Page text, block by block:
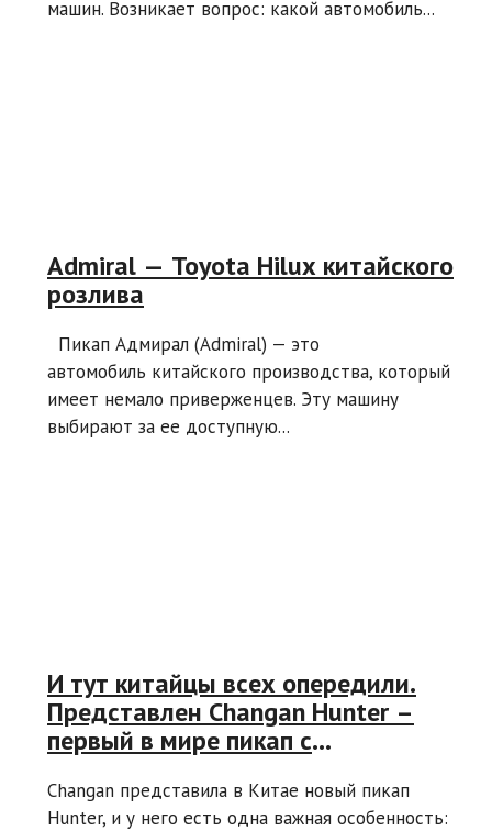
машин. Возникает вопрос: какой автомобиль...
Admiral — Toyota Hilux китайского
розлива
Пикап Адмирал (Admiral) — это
автомобиль китайского производства, который
имеет немало приверженцев. Эту машину
выбирают за ее доступную...
И тут китайцы всех опередили.
Представлен Changan Hunter –
первый в мире пикап с
силовой установкой
Changan представила в Китае новый пикап
Hunter, и у него есть одна важная особенность: